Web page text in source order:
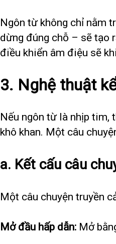
Ngôn từ không chỉ nằm
dừng đúng chỗ – sẽ tạo
điều khiển âm điệu sẽ
3. Nghệ thuật
Nếu ngôn từ là nhịp tim,
khô khan. Một câu
a. Kết cấu câu
Một câu chuyện truyền
Mở đầu hấp dẫn: Mở